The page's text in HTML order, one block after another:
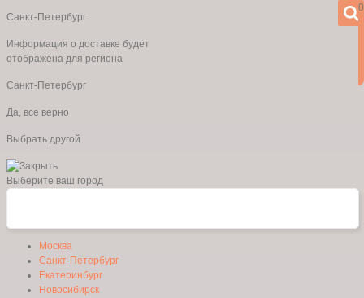
Санкт-Петербург
Информация о доставке будет
отображена для региона
Санкт-Петербург
Да, все верно
Выбрать другой
Выберите ваш город
Москва
Санкт-Петербург
Екатеринбург
Новосибирск
0